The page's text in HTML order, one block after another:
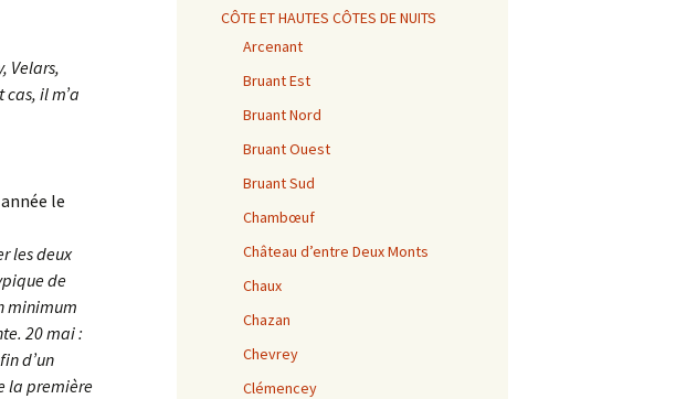
Bard
Fontette
Velars,
il m’a
le
les deux
de
minimum
20 mai :
d’un
la première
CÔTE ET HAUTES CÔTES DE NUITS
Arcenant
Bruant Est
Bruant Nord
Bruant Ouest
Bruant Sud
Chambœuf
Château d’entre Deux Monts
Chaux
Chazan
Chevrey
Clémencey